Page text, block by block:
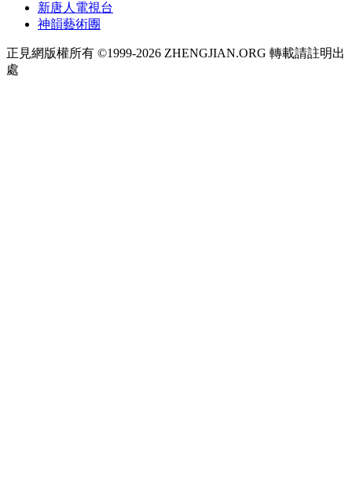
新唐人電視台
神韻藝術團
正見網版權所有 ©1999-2026 ZHENGJIAN.ORG 轉載請註明出
處